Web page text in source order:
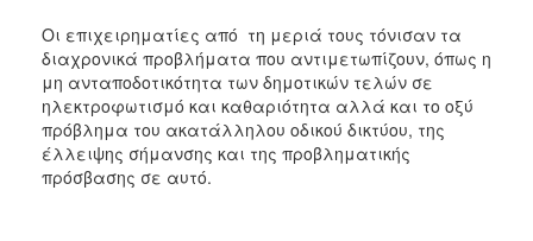
Οι επιχειρηματίες από τη μεριά τους τόνισαν τα
διαχρονικά προβλήματα που αντιμετωπίζουν, όπως η
μη ανταποδοτικότητα των δημοτικών τελών σε
ηλεκτροφωτισμό και καθαριότητα αλλά και το οξύ
πρόβλημα του ακατάλληλου οδικού δικτύου, της
έλλειψης σήμανσης και της προβληματικής
πρόσβασης σε αυτό.